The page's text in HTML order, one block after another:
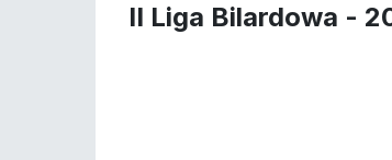
II Liga Bilardowa -